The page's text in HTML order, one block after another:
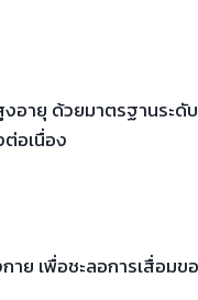
ายุ ด้วยมาตรฐานระดั
อเนื่อง
าย เพื่อชะลอการเสื่อม